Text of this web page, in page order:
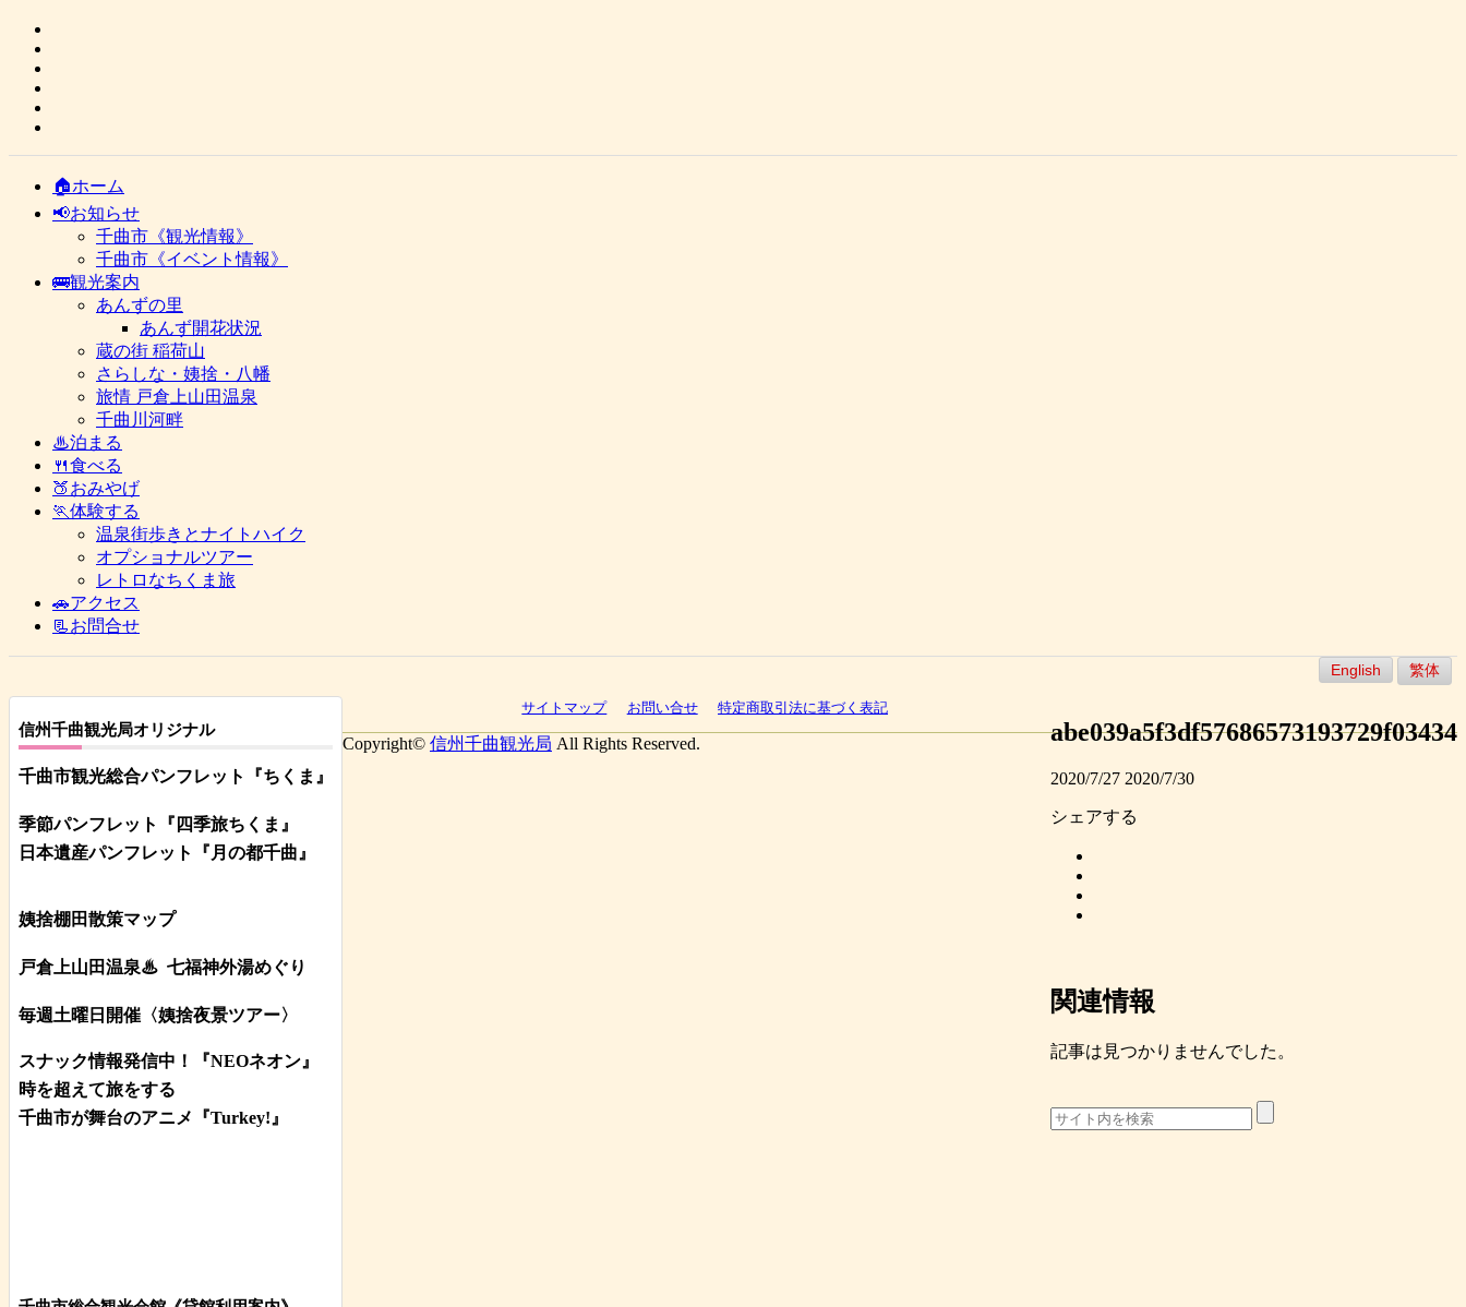
🏠ホーム
📢お知らせ
千曲市《観光情報》
千曲市《イベント情報》
🚌観光案内
あんずの里
あんず開花状況
蔵の街 稲荷山
さらしな・姨捨・八幡
旅情 戸倉上山田温泉
千曲川河畔
♨泊まる
🍴食べる
🍑おみやげ
🏃体験する
温泉街歩きとナイトハイク
オプショナルツアー
レトロなちくま旅
🚗アクセス
📃お問合せ
English 繁体
abe039a5f3df57686573193729f03434
2020/7/27 2020/7/30
シェアする
関連情報
記事は見つかりませんでした。
信州千曲観光局オリジナル
千曲市観光総合パンフレット 『ちくま』
季節パンフレット『四季旅ちくま』
日本遺産パンフレット
『月の都千曲』
姨捨棚田散策マップ
戸倉上山田温泉♨ 七福神外湯めぐり
毎週土曜日開催〈姨捨夜景ツアー〉
スナック情報発信中！『NEOネオン』
時を超えて旅をする
千曲市が舞台のアニメ『Turkey!』
サイトマップ お問い合せ 特定商取引法に基づく表記
Copyright© 信州千曲観光局 All Rights Reserved.